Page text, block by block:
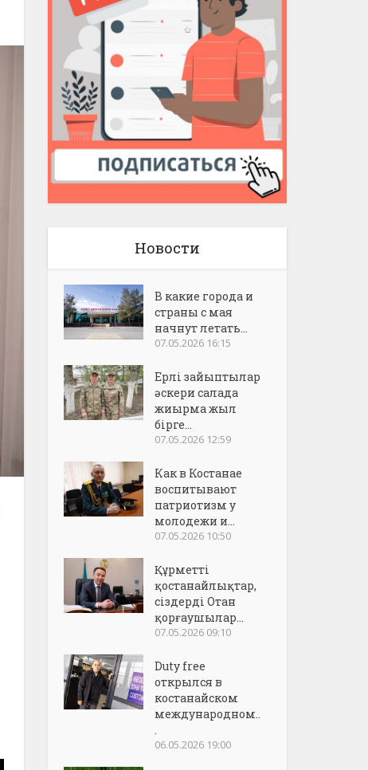
Новости
В какие города и
страны с мая
начнут летать...
07.05.2026 16:15
Ерлі зайыптылар
әскери салада
жиырма жыл
бірге...
07.05.2026 12:59
Как в Костанае
воспитывают
патриотизм у
молодежи и...
07.05.2026 10:50
Құрметті
қостанайлықтар,
сіздерді Отан
қорғаушылар...
07.05.2026 09:10
Duty free
открылся в
костанайском
международном..
.
06.05.2026 19:00